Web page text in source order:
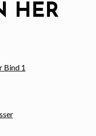
HER
Bind 1